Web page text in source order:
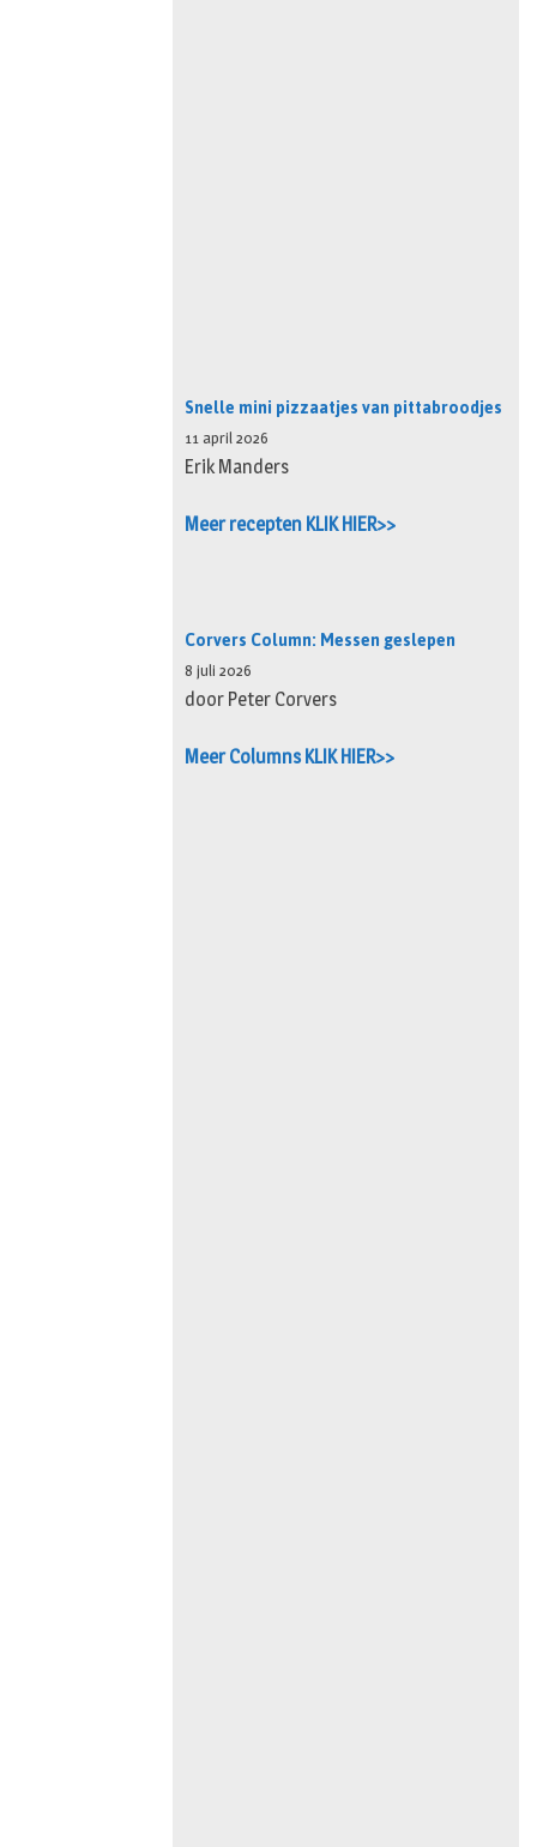
Snelle mini pizzaatjes van pittabroodjes
11 april 2026
Erik Manders
Meer recepten KLIK HIER>>
Corvers Column: Messen geslepen
8 juli 2026
door Peter Corvers
Meer Columns KLIK HIER>>